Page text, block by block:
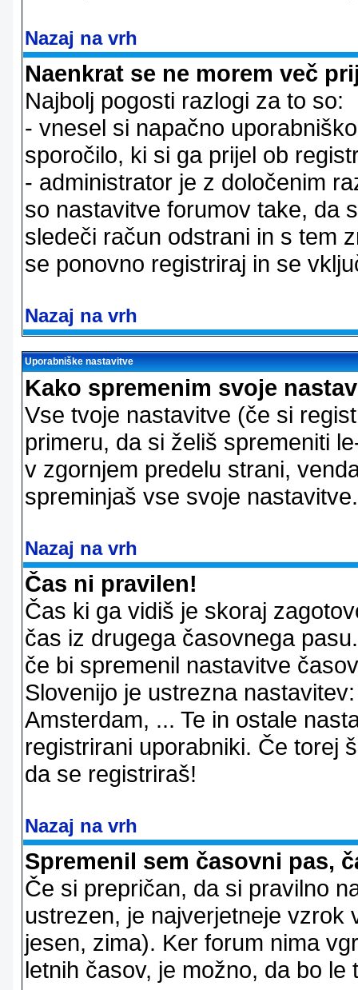
Nazaj na vrh
Naenkrat se ne morem več
Najbolj pogosti razlogi za to so:
- vnesel si napačno
sporočilo, ki si ga prijel ob
- administrator je z določenim
so nastavitve forumov take, da
sledeči račun odstrani in s tem
se ponovno registriraj in se
Nazaj na vrh
Uporabniške nastavitve
Kako spremenim svoje
Vse tvoje nastavitve (če si
primeru, da si želiš spremeniti
v zgornjem predelu strani,
spreminjaš vse svoje nastavitve.
Nazaj na vrh
Čas ni pravilen!
Čas ki ga vidiš je skoraj
čas iz drugega časovnega
če bi spremenil nastavitve
Slovenijo je ustrezna
Amsterdam, ... Te in ostale
registrirani uporabniki. Če torej
da se registriraš!
Nazaj na vrh
Spremenil sem časovni pas,
Če si prepričan, da si pravilno
ustrezen, je najverjetneje vzrok
jesen, zima). Ker forum nima
letnih časov, je možno, da bo le